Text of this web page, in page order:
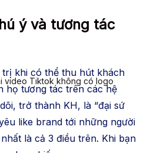
video Tiktok không có logo
ývà tương tác
trị khi có thể thu hút khách
họ tương tác trên cáchệ
trở thành KH, là “đại sứ
like brand tới những người
là cả 3 điều trên. Khi bạn